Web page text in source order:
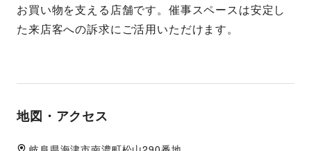
お買い物を支える店舗です。催事スペースは安定し
た来店客への訴求にご活用いただけます。
地図・アクセス